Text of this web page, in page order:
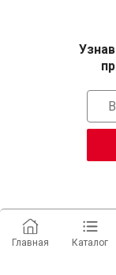
Главная Каталог